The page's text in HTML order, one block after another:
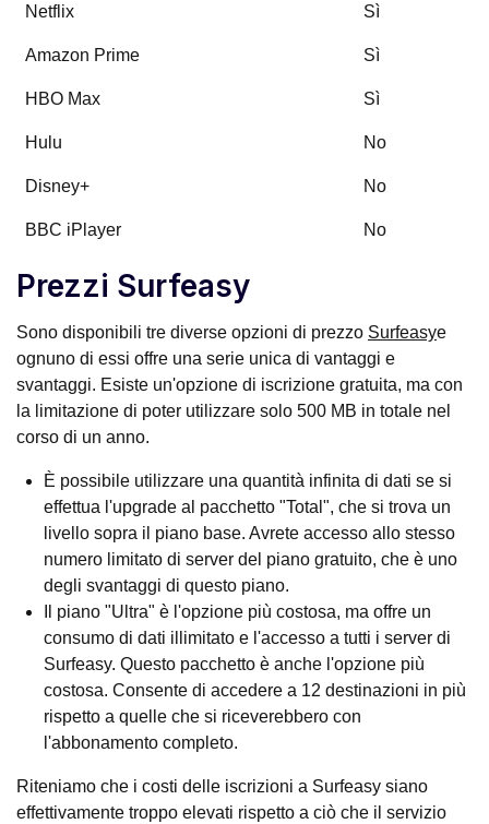
Netflix Sì
Amazon Prime Sì
HBO Max Sì
Hulu No
Disney+ No
BBC iPlayer No
Prezzi Surfeasy
Sono disponibili tre diverse opzioni di prezzo Surfeasye
ognuno di essi offre una serie unica di vantaggi e
svantaggi. Esiste un'opzione di iscrizione gratuita, ma con
la limitazione di poter utilizzare solo 500 MB in totale nel
corso di un anno.
È possibile utilizzare una quantità infinita di dati se si
effettua l'upgrade al pacchetto "Total", che si trova un
livello sopra il piano base. Avrete accesso allo stesso
numero limitato di server del piano gratuito, che è uno
degli svantaggi di questo piano.
Il piano "Ultra" è l'opzione più costosa, ma offre un
consumo di dati illimitato e l'accesso a tutti i server di
Surfeasy. Questo pacchetto è anche l'opzione più
costosa. Consente di accedere a 12 destinazioni in più
rispetto a quelle che si riceverebbero con
l'abbonamento completo.
Riteniamo che i costi delle iscrizioni a Surfeasy siano
effettivamente troppo elevati rispetto a ciò che il servizio